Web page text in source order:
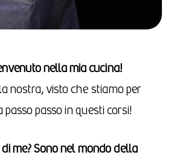
nella mia cucina!
nostra, visto che stiamo per
passo in questi corsi!
me? Sono nel mondo della